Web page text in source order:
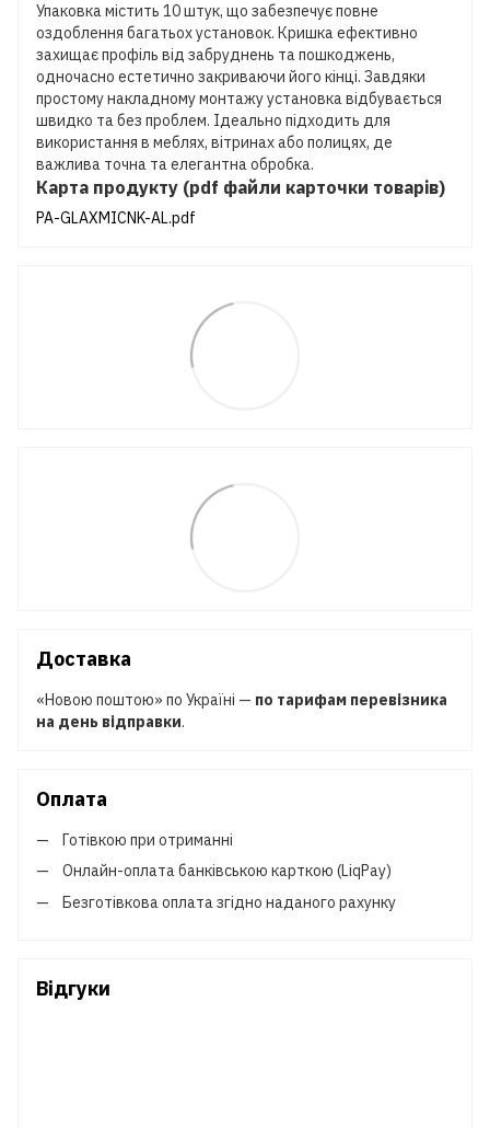
Упаковка містить 10 штук, що забезпечує повне
оздоблення багатьох установок. Кришка ефективно
захищає профіль від забруднень та пошкоджень,
одночасно естетично закриваючи його кінці. Завдяки
простому накладному монтажу установка відбувається
швидко та без проблем. Ідеально підходить для
використання в меблях, вітринах або полицях, де
важлива точна та елегантна обробка.
Карта продукту (pdf файли карточки товарів)
PA-GLAXMICNK-AL.pdf
Доставка
«Новою поштою» по Україні — по тарифам перевізника
на день відправки.
Оплата
Готівкою при отриманні
Онлайн-оплата банківською карткою (LiqPay)
Безготівкова оплата згідно наданого рахунку
Відгуки